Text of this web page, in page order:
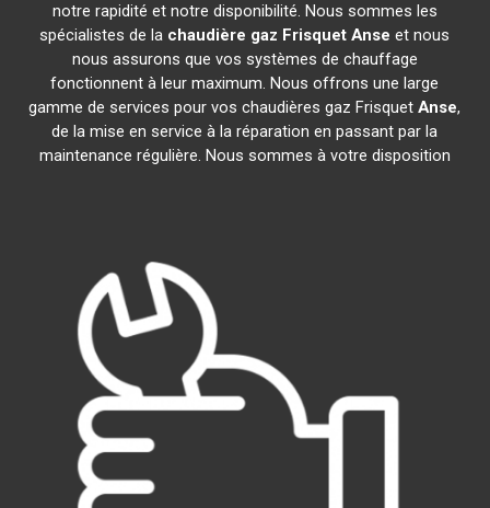
notre rapidité et notre disponibilité. Nous sommes les
spécialistes de la chaudière gaz Frisquet Anse et nous
nous assurons que vos systèmes de chauffage
fonctionnent à leur maximum. Nous offrons une large
gamme de services pour vos chaudières gaz FrisquetAnse,
de la mise en service à la réparation en passant par la
maintenance régulière. Nous sommes à votre disposition